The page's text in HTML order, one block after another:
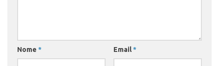
Nome * Email*